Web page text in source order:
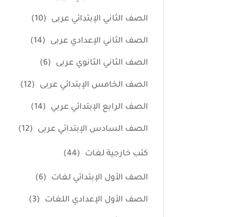
الصف الثاني الإبتدائي عربى (10)
الصف الثاني الإعدادي عربى (14)
الصف الثاني الثانوي عربى (6)
الصف الخامس الإبتدائي عربى (12)
الصف الرابع الإبتدائي عربي (14)
الصف السادس الإبتدائي عربى (12)
كتب خارجية لغات (44)
الصف الأول الإبتدائي لغات (6)
الصف الأول الإعدادي اللغات (3)